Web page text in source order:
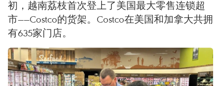
初，越南荔枝首次登上了美国最大零售连锁超
市——Costco的货架。Costco在美国和加拿大共拥
有635家门店。